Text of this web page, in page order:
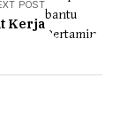
POST
Kerja